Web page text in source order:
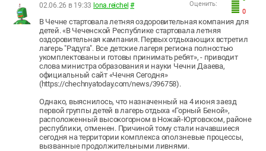
0
Оценить:
02.06.26 в 19:33 lona.reichel #
В Чечне стартовала летняя оздоровительная компания для
детей. «В Чеченской Республике стартовала летняя
оздоровительная кампания. Первых отдыхающих встретил
лагерь "Радуга". Все детские лагеря региона полностью
укомплектованы и готовы принимать ребят», - приводит
слова министра образования и науки Чечни Дааева,
официальный сайт «Чечня Сегодня»
(https://chechnyatoday.com/news/396758).
Однако, выяснилось, что назначенный на 4 июня заезд
первой группы детей в лагерь отдыха «Горный Беной»,
расположенный высокогорном в Ножай-Юртовском, районе
республики, отменен. Причиной тому стали начавшиеся
сегодня на территории комплекса оползневые процессы,
вызванные продолжительными ливнями.